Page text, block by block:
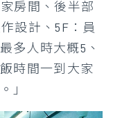
房間、後半部
設計、5F：員
多人時大概5、
時間一到大家
」